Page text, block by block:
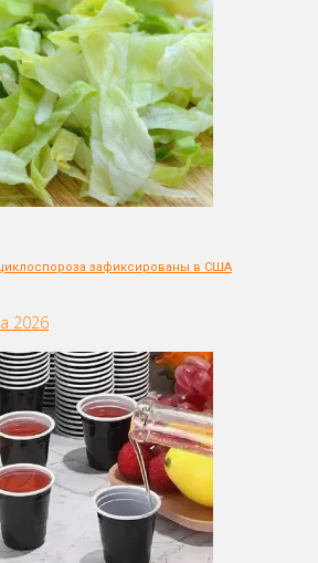
зафиксированы в США
2026